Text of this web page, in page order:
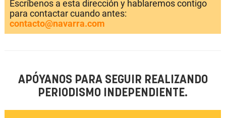
Escríbenos a esta dirección y hablaremos contigo
para contactar cuando antes:
contacto@navarra.com
APÓYANOS PARA SEGUIR REALIZANDO
PERIODISMO INDEPENDIENTE.